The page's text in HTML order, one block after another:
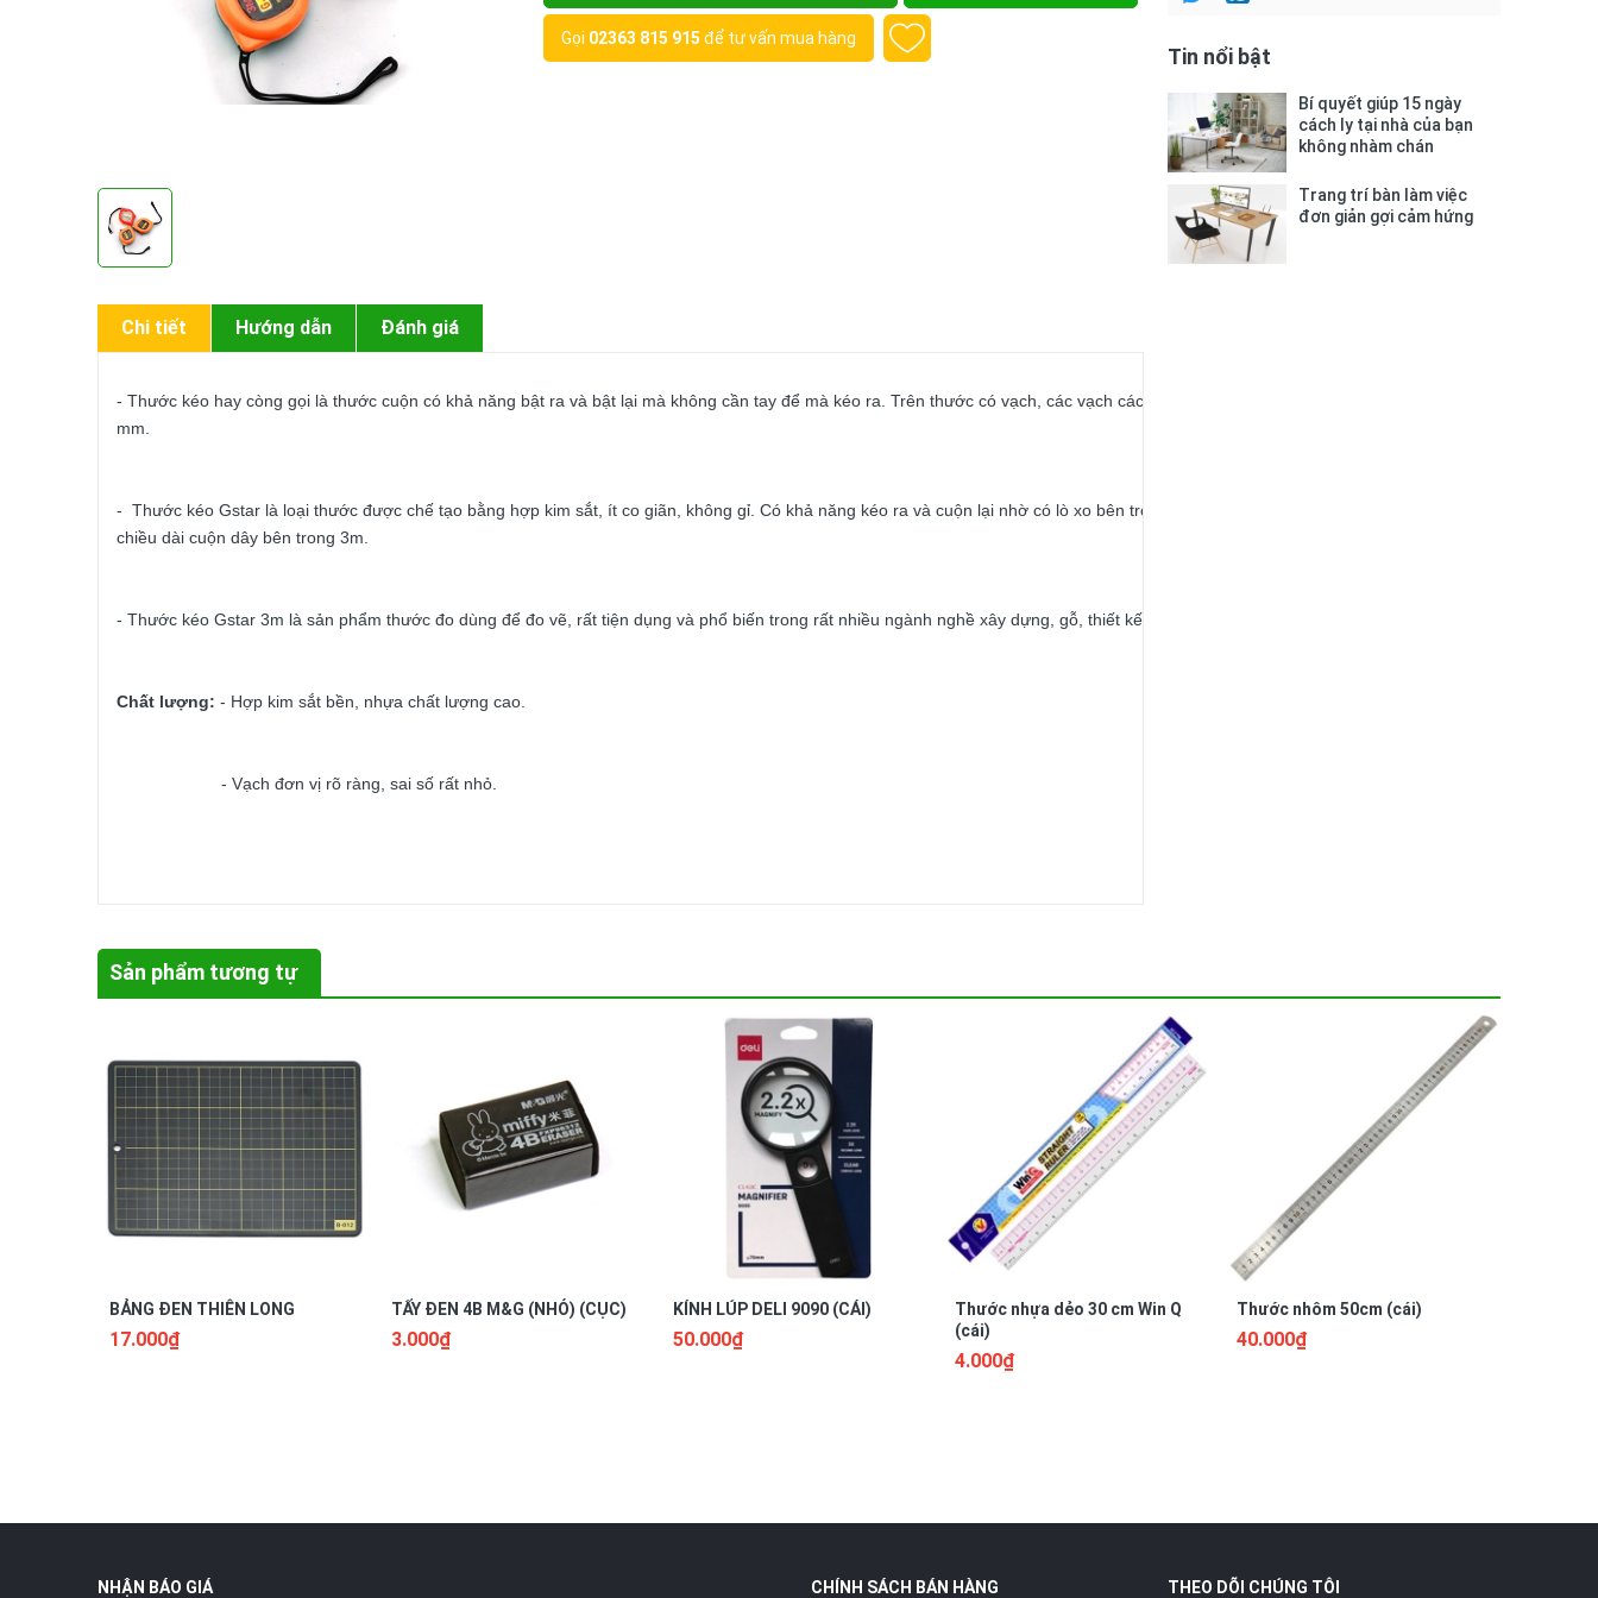
Gọi 02363 815 915 để tư vấn mua hàng
Chi tiết Hướng dẫn Đánh giá
Đặc điểm sản phẩm:
- Thước kéo hay còng gọi là thước cuộn có khả năng bật ra và bật lại mà không cần tay để mà kéo ra. Trên thước có vạch, các vạch cách nhau 1
mm.
- Thước kéo Gstar là loại thước được chế tạo bằng hợp kim sắt, ít co giãn, không gỉ. Có khả năng kéo ra và cuộn lại nhờ có lò xo bên trong,
chiều dài cuộn dây bên trong 3m.
- Thước kéo Gstar 3m là sản phẩm thước đo dùng để đo vẽ, rất tiện dụng và phổ biến trong rất nhiều ngành nghề xây dựng, gỗ, thiết kế nội thất.
Chất lượng: - Hợp kim sắt bền, nhựa chất lượng cao.
- Vạch đơn vị rõ ràng, sai số rất nhỏ.
Hướng dẫn sử dụng và bảo quản:
- Kéo thước từ vị trí gốc cố định đến vị trí cần đo, xác định kích thước độ dài bằng các vạch ngay trên thước.
- Kích thước của cuộn dây của Thước kéo Gstar này là 3 mét, tức là đo được khoảng cách tối đa đo được là 3m.
- Bảo quản nhiệt độ: 10 ~ 55º C, Độ ẩm: 55 ~ 95% RH, Tránh xa nguồn nhiệt, dầu mỡ vì dễ gây rỉ sét.
- Kéo thước nhẹ nhàng, đo đạc xong nên thu cuộn dây vào ngay để bảo quản thước tốt hơn.
để giúp công việc đo đạc hàng ngày trở nên đơn giản và chính xác
Tin nổi bật
Bí quyết giúp 15 ngày
cách ly tại nhà của bạn
không nhàm chán
Trang trí bàn làm việc
đơn giản gợi cảm hứng
Sản phẩm tương tự
BẢNG ĐEN THIÊN LONG
17.000₫
TẨY ĐEN 4B M&G (NHỎ) (CỤC)
3.000₫
KÍNH LÚP DELI 9090 (CÁI)
50.000₫
Thước nhựa dẻo 30 cm Win Q
(cái)
4.000₫
Thước nhôm 50cm (cái)
40.000₫
NHẬN BÁO GIÁ CHÍNH SÁCH BÁN HÀNG THEO DÕI CHÚNG TÔI